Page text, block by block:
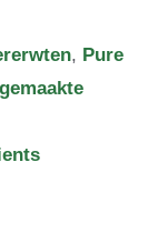
, Pure